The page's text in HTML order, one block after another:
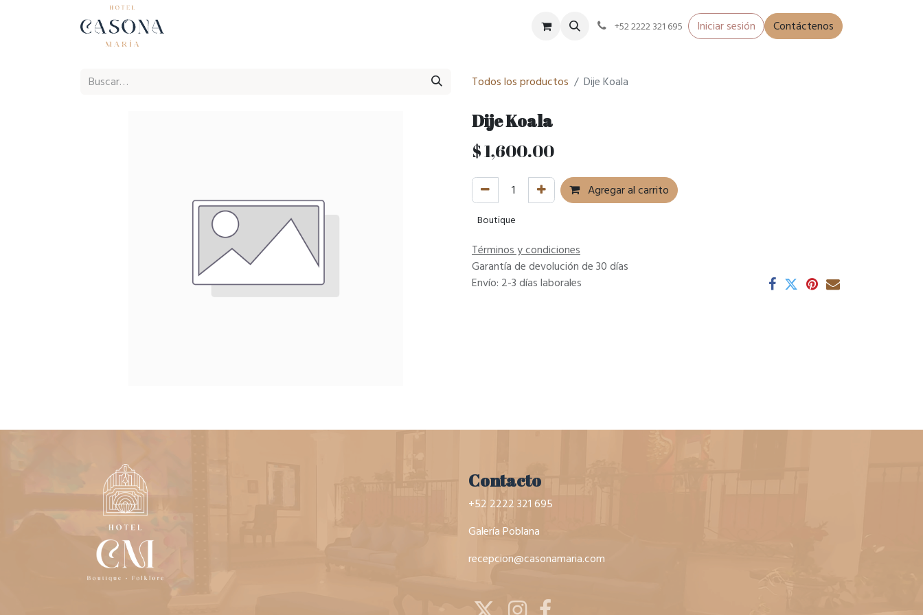
+52 2222 321 695 Iniciar sesión Contáctenos
Todos los productos Dije Koala
Dije Koala
$1,600.00
Agregar al carrito
Boutique
Términos y condiciones
Garantía de devolución de 30 días
Envío: 2-3 días laborales
Contacto
+52 2222 321 695
Galería Poblana
recepcion@casonamaria.com